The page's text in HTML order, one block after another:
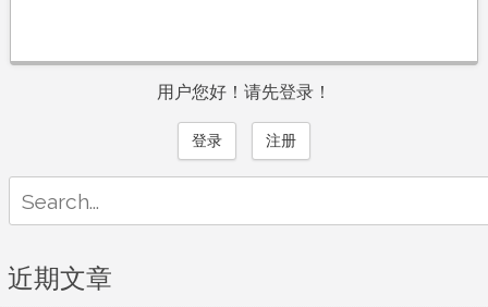
用户您好！请先登录！
登录 注册
for:
近期文章